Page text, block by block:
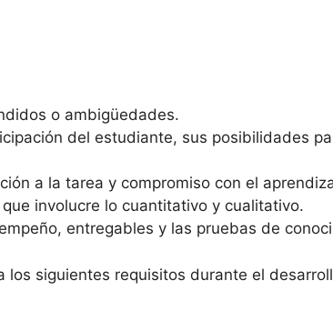
o ambigüedades.
del estudiante, sus posibilidades
a la tarea y compromiso con el
involucre lo cuantitativo y cualitativo.
entregables y las pruebas de
los siguientes requisitos durante el